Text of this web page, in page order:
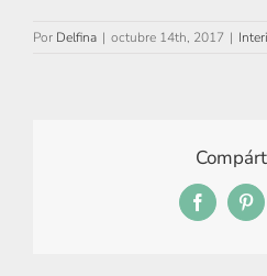
Por Delfina | octubre 14th, 2017 |
Facebook